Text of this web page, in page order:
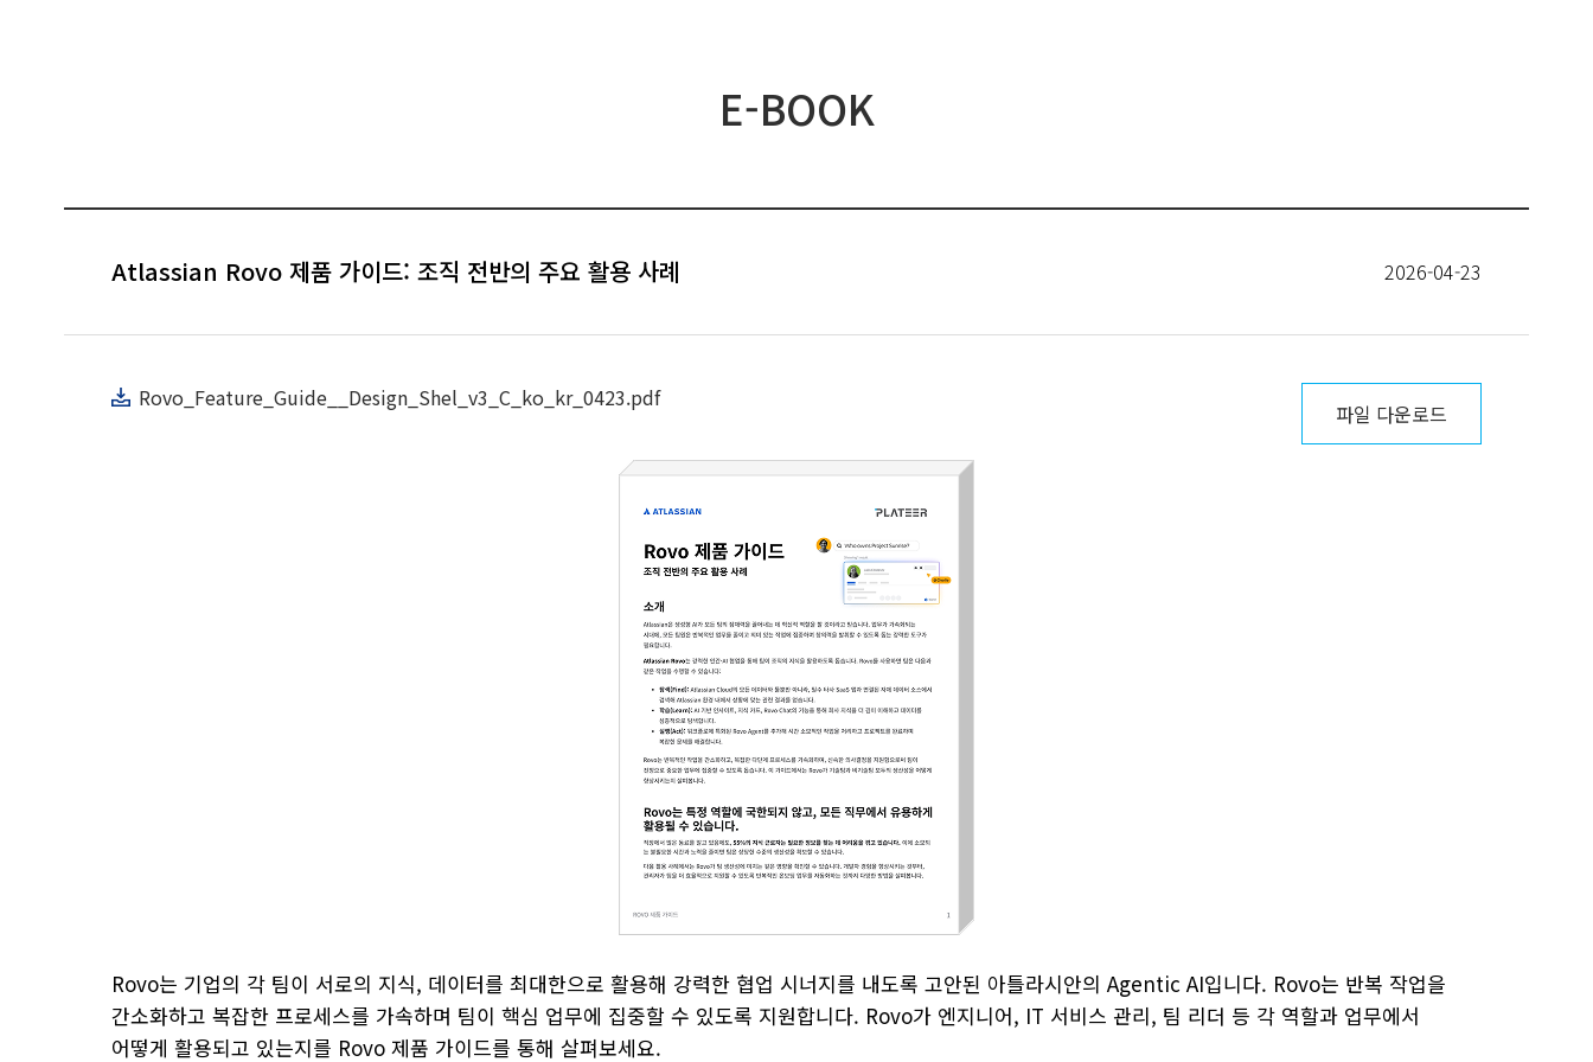
E-BOOK
Atlassian Rovo 제품 가이드: 조직 전반의 주요 활용 사례 2026-04-23
파일 다운로드
Rovo_Feature_Guide__Design_Shel_v3_C_ko_kr_0423.pdf
Rovo는 기업의 각 팀이 서로의 지식, 데이터를 최대한으로 활용해 강력한 협업 시너지를 내도록 고안된 아틀라시안의 Agentic AI입니다. Rovo는 반복 작업을
간소화하고 복잡한 프로세스를 가속하며 팀이 핵심 업무에 집중할 수 있도록 지원합니다. Rovo가 엔지니어, IT 서비스 관리, 팀 리더 등 각 역할과 업무에서
어떻게 활용되고 있는지를 Rovo 제품 가이드를 통해 살펴보세요.